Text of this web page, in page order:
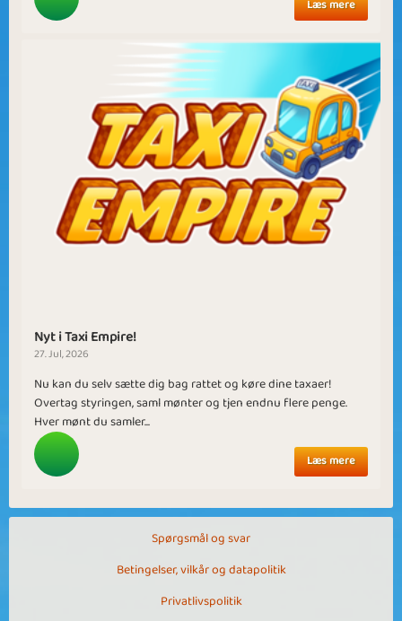
Læs mere
Nyt i Taxi Empire!
27. Jul, 2026
Nu kan du selv sætte dig bag rattet og køre dine taxaer!
Overtag styringen, saml mønter og tjen endnu flere penge.
Hver mønt du samler...
Læs mere
Spørgsmål og svar
Betingelser, vilkår og datapolitik
Privatlivspolitik